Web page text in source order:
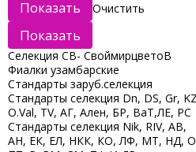
Очистить
Селекция СВ- СвоймирцветоВ
Фиалки узамбарские
Стандарты заруб.селекция
Стандарты селекция Dn, DS, Gr,
O.Val, TV, АГ, Ален, БР, ВаТ,ЛЕ, РС
Стандарты селекция Nik, RIV, АВ,
АН, ЕК, ЕЛ, НКК, КО, ЛФ, МТ, НД,